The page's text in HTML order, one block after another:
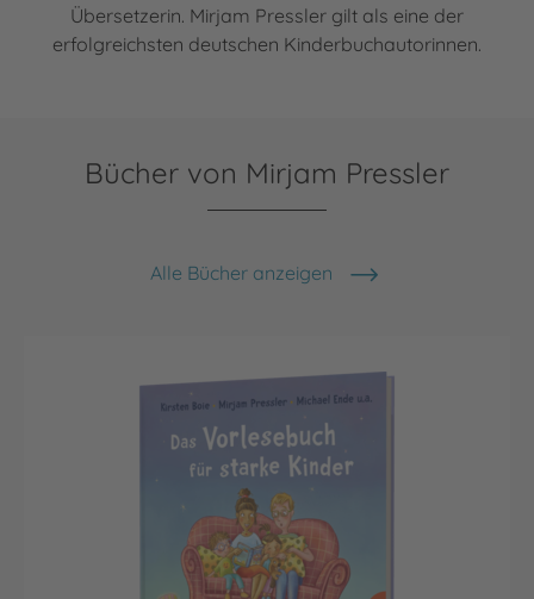
Übersetzerin. Mirjam Pressler gilt als eine der
erfolgreichsten deutschen Kinderbuchautorinnen.
Bücher von Mirjam Pressler
Alle Bücher anzeigen